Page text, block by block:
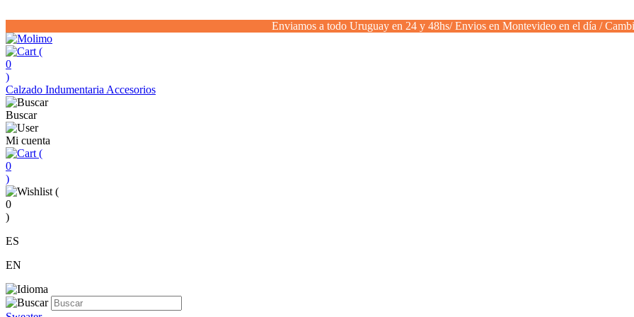
Enviamos a todo Uruguay en 24 y 48hs/ Envios en Montevideo en el día /
(
0
)
Calzado Indumentaria Accesorios
Buscar
Mi cuenta
(
0
)
(
0
)
ES
EN